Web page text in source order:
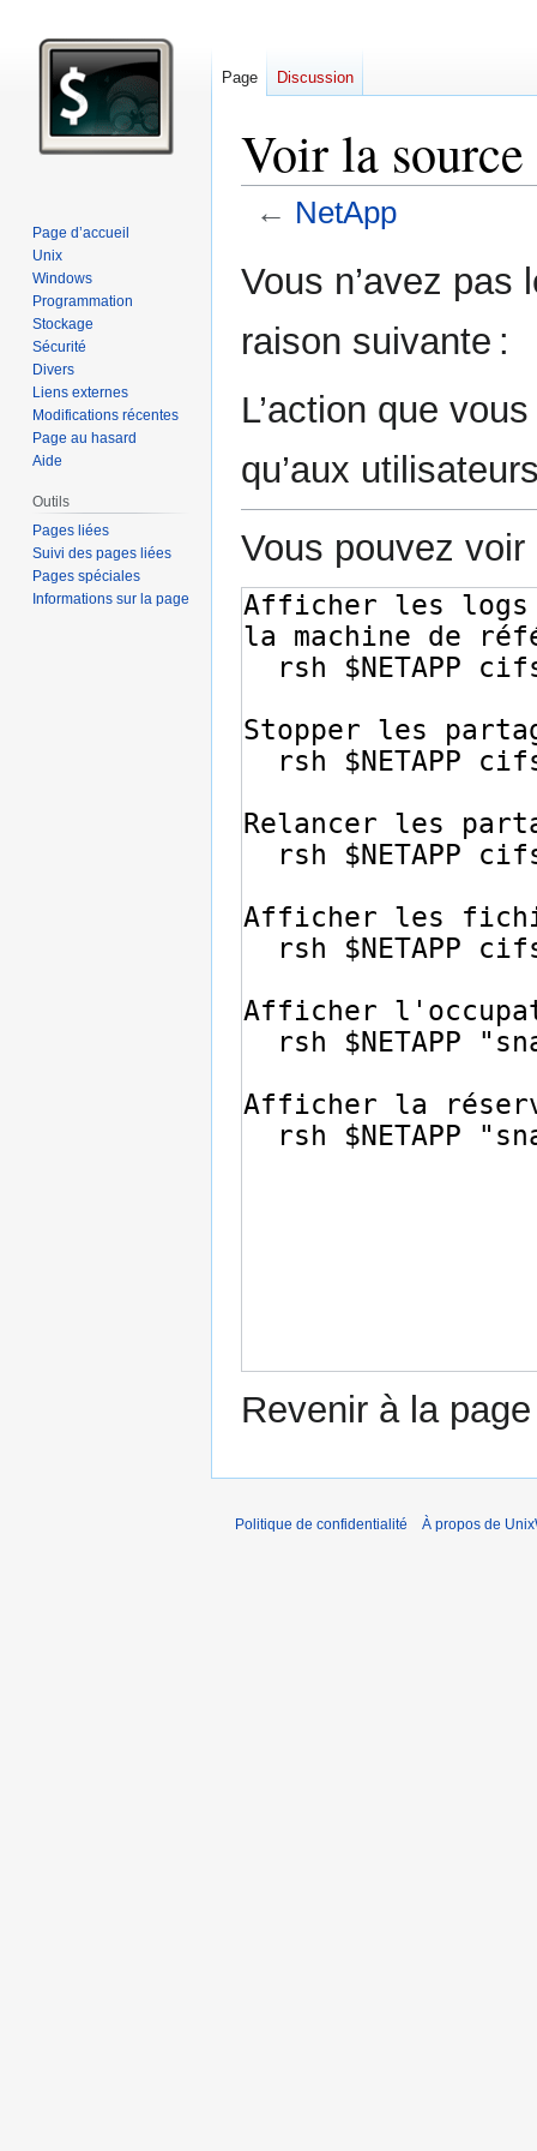
Voir la
← NetApp
à
navigation
à
recherche
Vous n’avez pas
raison suivante :
L’action que
qu’aux
Vous pouvez
Revenir à la
Page Discussion
Page d’accueil
Unix
Windows
Programmation
Stockage
Sécurité
Divers
Liens externes
Modifications récentes
Page au hasard
Aide
Outils
Pages liées
Suivi des pages liées
Pages spéciales
Informations sur la page
Politique de confidentialité À propos de